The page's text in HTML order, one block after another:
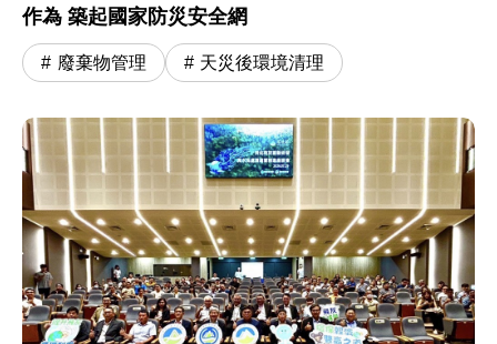
作為 築起國家防災安全網
廢棄物管理 天災後環境清理